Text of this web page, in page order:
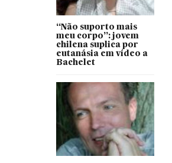
“Não suporto mais
meu corpo”: jovem
chilena suplica por
eutanásia em vídeo a
Bachelet